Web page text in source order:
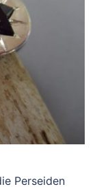
Perseiden